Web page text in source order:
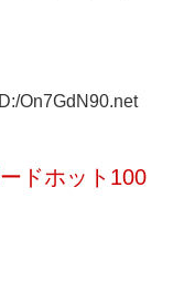
On7GdN90.net
ドホット100